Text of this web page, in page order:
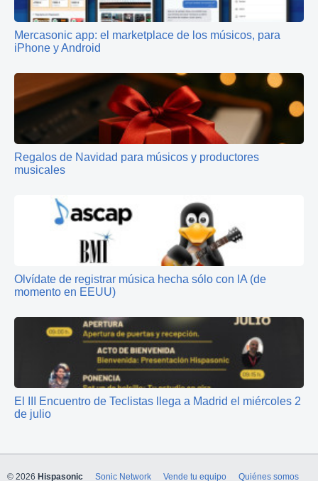
Mercasonic app: el marketplace de los músicos, para
iPhone y Android
Regalos de Navidad para músicos y productores
musicales
Olvídate de registrar música hecha sólo con IA (de
momento en EEUU)
El III Encuentro de Teclistas llega a Madrid el miércoles 2
de julio
© 2026 Hispasonic Sonic Network Vende tu equipo Quiénes somos